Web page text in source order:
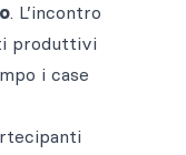
. L’incontro
produttivi
i case